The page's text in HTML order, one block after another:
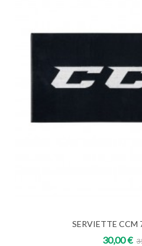
SERVIETTE CCM
30,00 €